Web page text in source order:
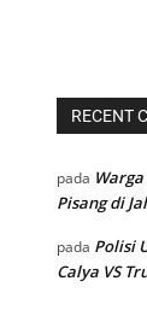
RECENT
pada
Pisang di
pada Polisi
Calya VS